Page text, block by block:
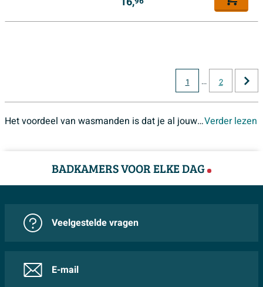
1 ... 2
Het voordeel van wasmanden is dat je al jouw kleding op een plek kwijt kunt. Je hebt dus nooit meer last van missende sokken, shirts of broeken. Ook is de was uit het zicht en kun je de wasmand eenvoudig leeggooien in jouw wasmachine, in plaats van dat je alles bij elkaar moet rapen. Zo bespaar je dus een hoop tijd en moeite.Verder lezen
BADKAMERS VOOR ELKE DAG
Veelgestelde vragen
E-mail